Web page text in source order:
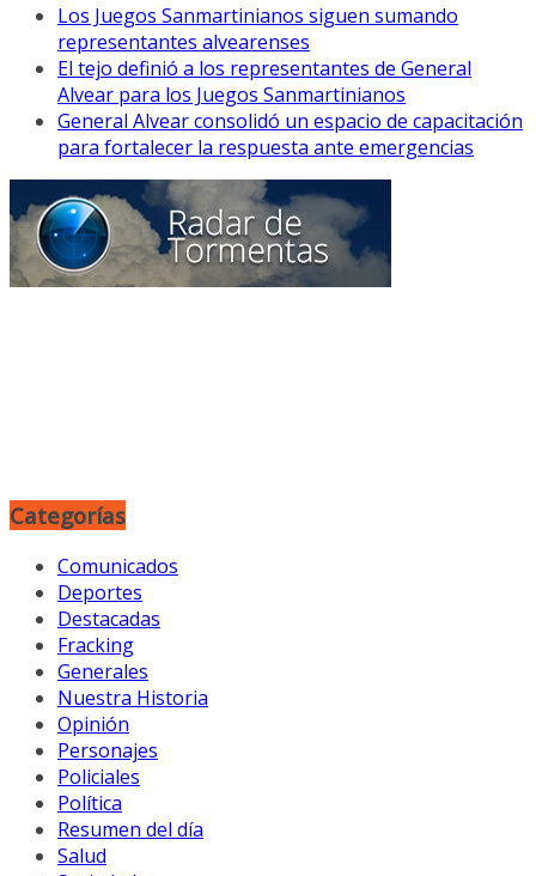
Los Juegos Sanmartinianos siguen sumando
representantes alvearenses
El tejo definió a los representantes de General
Alvear para los Juegos Sanmartinianos
General Alvear consolidó un espacio de capacitación
para fortalecer la respuesta ante emergencias
Categorías
Comunicados
Deportes
Destacadas
Fracking
Generales
Nuestra Historia
Opinión
Personajes
Policiales
Política
Resumen del día
Salud